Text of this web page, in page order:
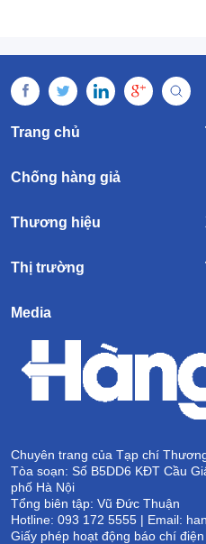
Trang chủ
Chống hàng giả
Thương hiệu
Thị trường
Media
Chuyên trang của Tạp chí
Tòa soạn: Số B5DD6 KĐT Cầu
phố Hà Nội
Tổng biên tập: Vũ Đức Thuận
Hotline: 093 172 5555 | Email:
Giấy phép hoạt động báo chí